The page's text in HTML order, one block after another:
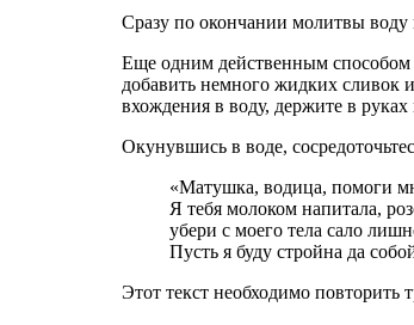
Сразу по окончании молитвы воду
Еще одним действенным способом
добавить немного жидких сливок
вхождения в воду, держите в
Окунувшись в воде,
«Матушка, водица, помоги
Я тебя молоком напитала,
убери с моего тела сало
Пусть я буду стройна да
Этот текст необходимо повторить